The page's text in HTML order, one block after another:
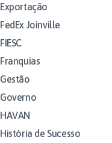
Exportação
FedEx Joinville
FIESC
Franquias
Gestão
Governo
HAVAN
História de Sucesso